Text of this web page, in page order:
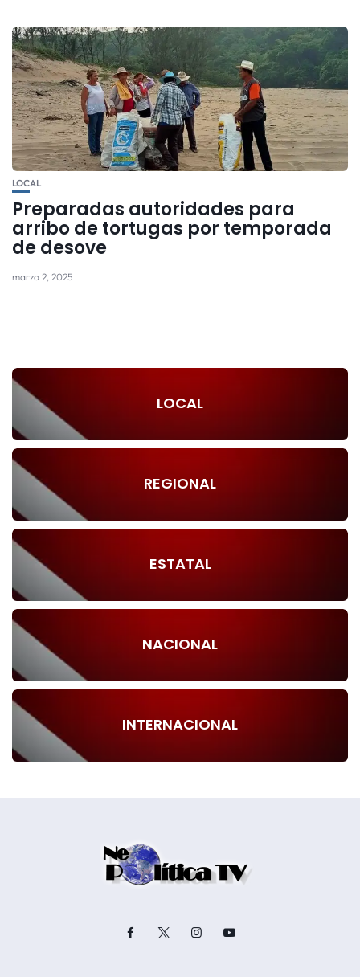
LOCAL
Preparadas autoridades para
arribo de tortugas por temporada
de desove
marzo 2, 2025
LOCAL
REGIONAL
ESTATAL
NACIONAL
INTERNACIONAL